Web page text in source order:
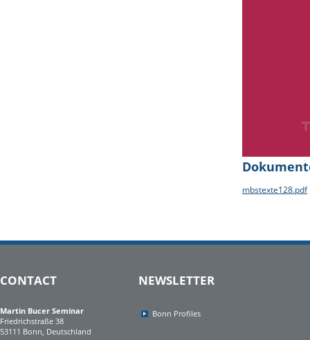
mbstexte128.pdf
CONTACT
Martin Bucer Seminar
Friedrichstraße 38
53111 Bonn, Deutschland
NEWSLETTER
Bonn Profiles